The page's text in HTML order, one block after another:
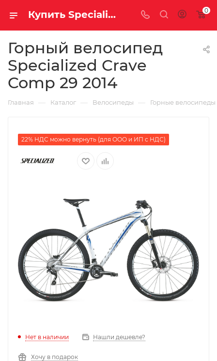
Купить Specialized Crave Comp 29 2014 за рублей, а со скидкой 0
Горный велосипед
Specialized Crave
Comp 29 2014
Главная — Каталог — Велосипеды — Горные велосипеды
22% НДС можно вернуть (для ООО и ИП с НДС)
Нет в наличии Нашли дешевле?
Хочу в подарок